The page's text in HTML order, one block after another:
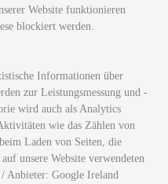
Website funktionieren
blockiert werden.
Informationen über
zur Leistungsmessung und -
wird auch als Analytics
wie das Zählen von
Laden von Seiten, die
unsere Website verwendeten
Anbieter: Google Ireland